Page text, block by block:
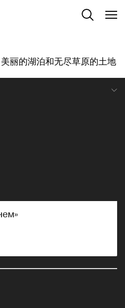
丽的湖泊和无尽草原的土地